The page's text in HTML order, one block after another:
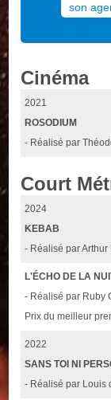
son
Cinéma
2021
ROSODIUM
- Réalisé par
Court
2024
KEBAB
- Réalisé par
L'ÉCHO DE LA
- Réalisé par Ruby
Prix du meilleur
2022
SANS TOI NI
- Réalisé par Louis